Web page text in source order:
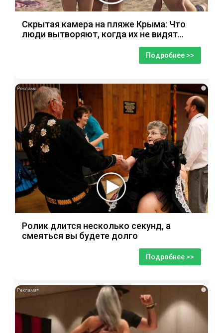
Скрытая камера на пляже Крыма: Что
люди вытворяют, когда их не видят...
Подробнее >>
i
Ролик длится несколько секунд, а
смеяться вы будете долго
Подробнее >>
i